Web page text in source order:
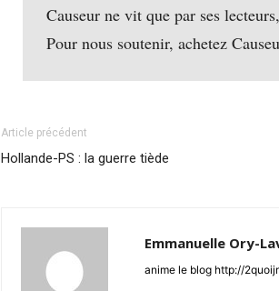
Causeur ne vit que par ses
Pour nous soutenir, achetez
Article précédent
Hollande-PS : la guerre tiède
Emmanuelle Ory-
anime le blog http://